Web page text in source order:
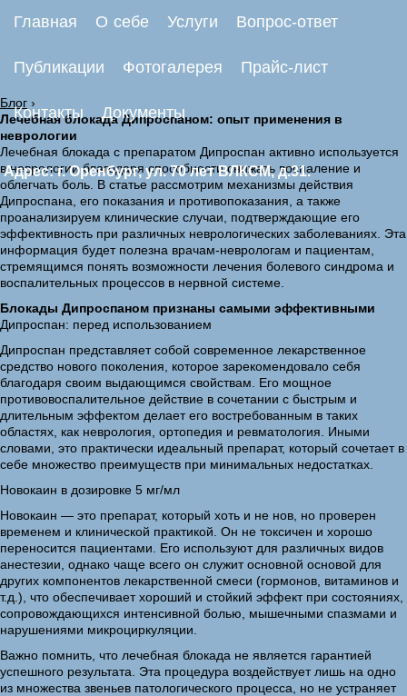
Главная О себе Услуги Вопрос-ответ
Публикации Фотогалерея Прайс-лист
Контакты Документы
Адрес: г. Оренбург, ул. 70 лет ВЛКСМ, д.31.
Блог ›
Лечебная блокада Дипроспаном: опыт применения в
неврологии
Лечебная блокада с препаратом Дипроспан активно используется
в неврологии благодаря способности снижать воспаление и
облегчать боль. В статье рассмотрим механизмы действия
Дипроспана, его показания и противопоказания, а также
проанализируем клинические случаи, подтверждающие его
эффективность при различных неврологических заболеваниях. Эта
информация будет полезна врачам-неврологам и пациентам,
стремящимся понять возможности лечения болевого синдрома и
воспалительных процессов в нервной системе.
Блокады Дипроспаном признаны самыми эффективными
Дипроспан: перед использованием
Дипроспан представляет собой современное лекарственное
средство нового поколения, которое зарекомендовало себя
благодаря своим выдающимся свойствам. Его мощное
противовоспалительное действие в сочетании с быстрым и
длительным эффектом делает его востребованным в таких
областях, как неврология, ортопедия и ревматология. Иными
словами, это практически идеальный препарат, который сочетает в
себе множество преимуществ при минимальных недостатках.
Новокаин в дозировке 5 мг/мл
Новокаин — это препарат, который хоть и не нов, но проверен
временем и клинической практикой. Он не токсичен и хорошо
переносится пациентами. Его используют для различных видов
анестезии, однако чаще всего он служит основной основой для
других компонентов лекарственной смеси (гормонов, витаминов и
т.д.), что обеспечивает хороший и стойкий эффект при состояниях,
сопровождающихся интенсивной болью, мышечными спазмами и
нарушениями микроциркуляции.
Важно помнить, что лечебная блокада не является гарантией
успешного результата. Эта процедура воздействует лишь на одно
из множества звеньев патологического процесса, но не устраняет